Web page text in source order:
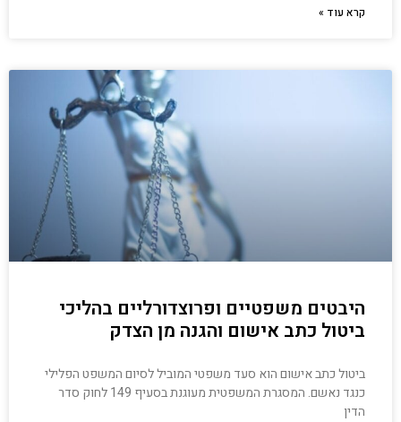
קרא עוד »
היבטים משפטיים ופרוצדורליים בהליכי
ביטול כתב אישום והגנה מן הצדק
ביטול כתב אישום הוא סעד משפטי המוביל לסיום המשפט הפלילי
כנגד נאשם. המסגרת המשפטית מעוגנת בסעיף 149 לחוק סדר
הדין